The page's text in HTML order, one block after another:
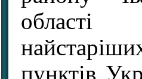
пунктів